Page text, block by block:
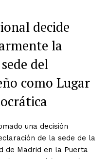
decide
la
del
como Lugar
una decisión
de la sede de la
de Madrid en la Puerta